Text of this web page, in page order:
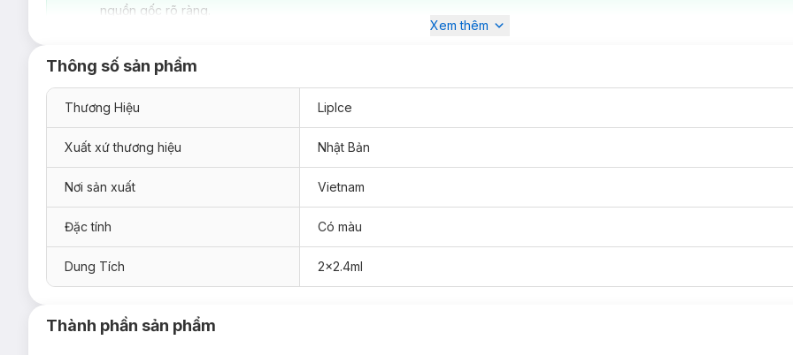
LipIce Sheer Color Q Strawberry Tea Hương Trà Dâu - Màu Đỏ Cam:Tạo nét môi nổi bật với sắc đỏ cam rạng rỡ, thu hút.
nguồn gốc rõ ràng.
Xem thêm
Thông số sản phẩm
Thương Hiệu LipIce
Xuất xứ thương hiệu Nhật Bản
Nơi sản xuất Vietnam
Đặc tính Có màu
Dung Tích 2x2.4ml
Thành phần sản phẩm